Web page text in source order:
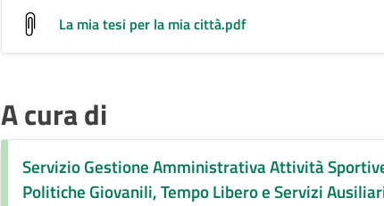
La mia tesi per la mia città.pdf
A cura di
Servizio Gestione Amministrativa Attività
Politiche Giovanili, Tempo Libero e Servizi